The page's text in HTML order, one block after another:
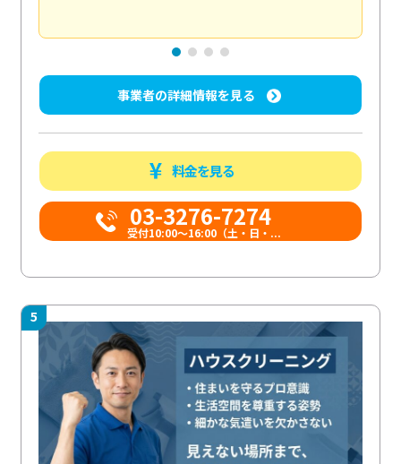
事業者の詳細情報を見る
料金を見る
03-3276-7274
受付10:00〜16:00（土・日・...
5